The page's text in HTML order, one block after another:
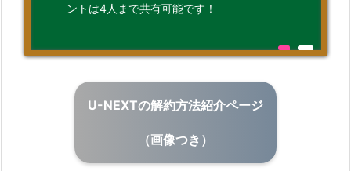
ントは4人まで共有可能です！
U-NEXTの解約方法紹介ページ
（画像つき）